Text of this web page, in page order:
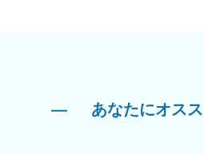
あなたにオス